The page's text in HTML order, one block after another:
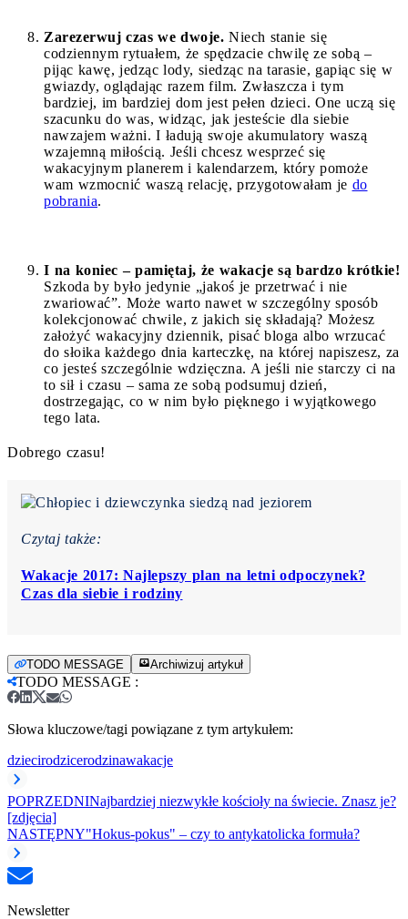
Zarezerwuj czas we dwoje. Niech stanie się
codziennym rytuałem, że spędzacie chwilę ze sobą –
pijąc kawę, jedząc lody, siedząc na tarasie, gapiąc się w
gwiazdy, oglądając razem film. Zwłaszcza i tym
bardziej, im bardziej dom jest pełen dzieci. One uczą się
szacunku do was, widząc, jak jesteście dla siebie
nawzajem ważni. I ładują swoje akumulatory waszą
wzajemną miłością. Jeśli chcesz wesprzeć się
wakacyjnym planerem i kalendarzem, który pomoże
wam wzmocnić waszą relację, przygotowałam je do
pobrania.
I na koniec – pamiętaj, że wakacje są bardzo krótkie!
Szkoda by było jedynie „jakoś je przetrwać i nie
zwariować”. Może warto nawet w szczególny sposób
kolekcjonować chwile, z jakich się składają? Możesz
założyć wakacyjny dziennik, pisać bloga albo wrzucać
do słoika każdego dnia karteczkę, na której napiszesz, za
co jesteś szczególnie wdzięczna. A jeśli nie starczy ci na
to sił i czasu – sama ze sobą podsumuj dzień,
dostrzegając, co w nim było pięknego i wyjątkowego
tego lata.
Dobrego czasu!
Czytaj także:
Wakacje 2017: Najlepszy plan na letni odpoczynek?
Czas dla siebie i rodziny
TODO MESSAGE Archiwizuj artykuł
TODO MESSAGE :
Słowa kluczowe/tagi powiązane z tym artykułem:
dziecirodzicerodzinawakacje
POPRZEDNINajbardziej niezwykłe kościoły na świecie. Znasz je?
[zdjęcia]
NASTĘPNY"Hokus-pokus" – czy to antykatolicka formuła?
Newsletter